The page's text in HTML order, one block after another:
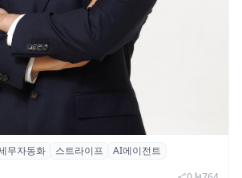
트라이프 출신 이창헌 영입…
무자동화 스트라이프
AI에이전트